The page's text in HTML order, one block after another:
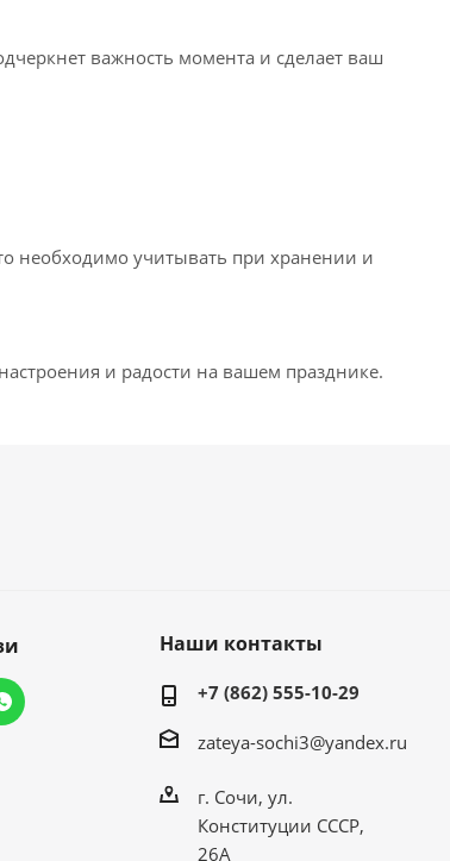
важность момента и сделает ваш
необходимо учитывать при хранении и
и радости на вашем празднике.
Наши контакты
+7 (862) 555-10-29
zateya-sochi3@yandex.ru
г. Сочи, ул.
Конституции СССР,
26А